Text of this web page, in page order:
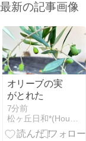
最新の記事画像
オリーブの実
がとれた
7分前